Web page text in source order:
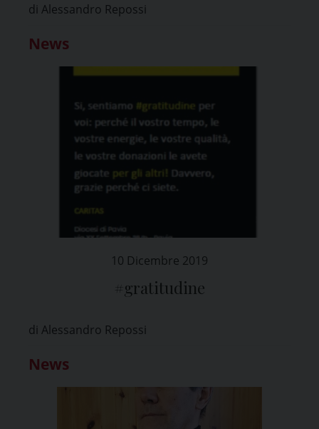
di Alessandro Repossi
News
10 Dicembre 2019
#gratitudine
di Alessandro Repossi
News